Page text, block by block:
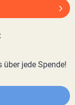
jede Spende!